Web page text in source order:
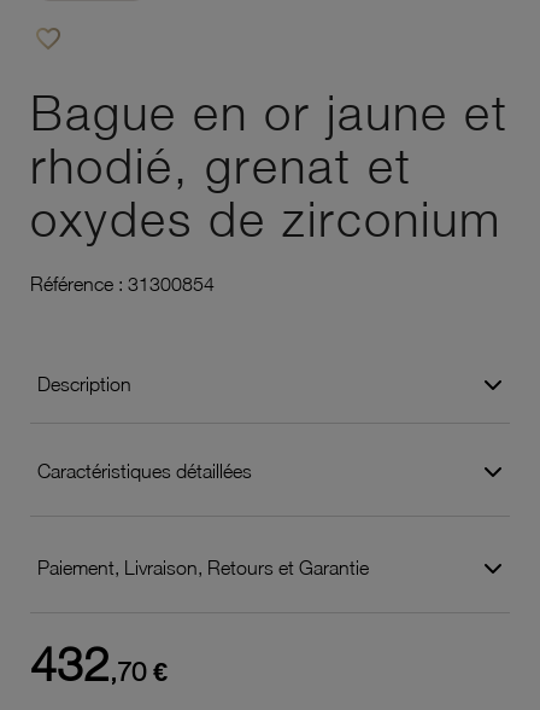
favorite_border
Bague en or jaune et
rhodié, grenat et
oxydes de zirconium
Référence : 31300854
Description
Caractéristiques détaillées
Paiement, Livraison, Retours et Garantie
432,70 €